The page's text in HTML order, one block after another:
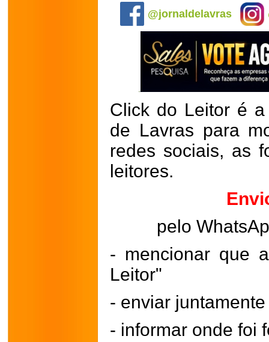
@jornaldelavras
Click do Leitor é
de Lavras para
redes sociais, as
leitores.
pelo
- mencionar que
Leitor"
- enviar
- informar onde foi